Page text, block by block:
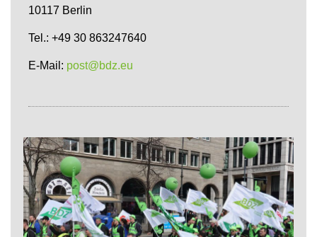
10117 Berlin
Tel.: +49 30 863247640
E-Mail: post@bdz.eu